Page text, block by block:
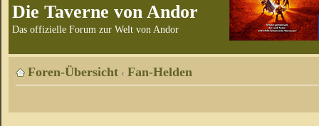
Die Taverne von Andor
Das offizielle Forum zur Welt von Andor
Foren-Übersicht ‹ Fan-Helden